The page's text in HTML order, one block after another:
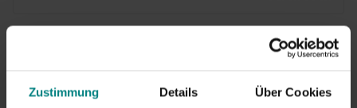
Zustimmung Details Über Cookies
Vergiss diese Produkte nicht!